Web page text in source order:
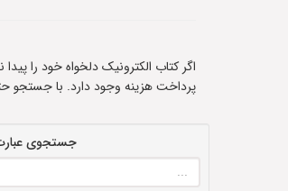
اگر کتاب الکترونیک دلخواه خود را
پرداخت هزینه وجود دارد. با جستجو
جستجوی